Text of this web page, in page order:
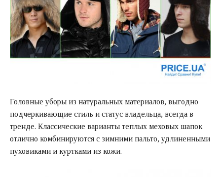
Головные уборы из натуральных материалов, выгодно
подчеркивающие стиль и статус владельца, всегда в
тренде. Классические варианты теплых меховых шапок
отлично комбинируются с зимними пальто, удлиненными
пуховиками и куртками из кожи.